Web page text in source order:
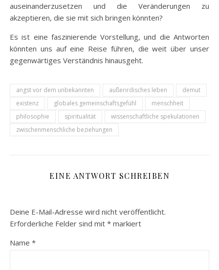
auseinanderzusetzen und die Veränderungen zu
akzeptieren, die sie mit sich bringen könnten?
Es ist eine faszinierende Vorstellung, und die Antworten
könnten uns auf eine Reise führen, die weit über unser
gegenwärtiges Verständnis hinausgeht.
angst vor dem unbekannten außerirdisches leben
demut
existenz
globales gemeinschaftsgefühl
menschheit
philosophie
spiritualität
wissenschaftliche spekulationen
zwischenmenschliche beziehungen
EINE ANTWORT SCHREIBEN
Deine E-Mail-Adresse wird nicht veröffentlicht.
Erforderliche Felder sind mit * markiert
Name *